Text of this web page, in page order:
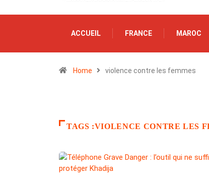
ACCUEIL FRANCE MAROC
Home violence contre les femmes
TAGS :VIOLENCE CONTRE LES